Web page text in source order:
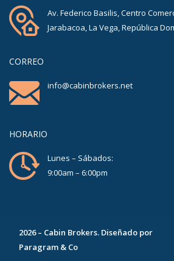
Av. Federico Basilis, Centro
Jarabacoa, La Vega, República
CORREO
info@cabinbrokers.net
HORARIO
Lunes – Sábados:
9:00am – 6:00pm
2026– Cabin Brokers. Diseñado por
Paragram & Co